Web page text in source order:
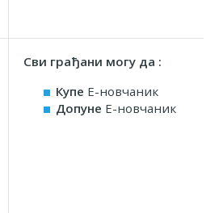
Сви грађани могу да :
Купе Е-новчаник
Допуне Е-новчаник